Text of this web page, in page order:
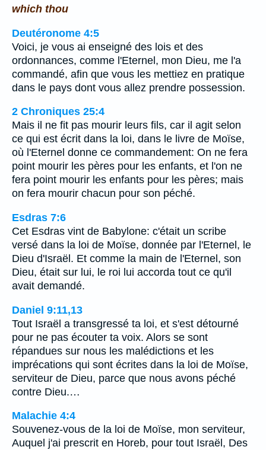
which thou
Deutéronome 4:5
Voici, je vous ai enseigné des lois et des
ordonnances, comme l'Eternel, mon Dieu, me l'a
commandé, afin que vous les mettiez en pratique
dans le pays dont vous allez prendre possession.
2 Chroniques 25:4
Mais il ne fit pas mourir leurs fils, car il agit selon
ce qui est écrit dans la loi, dans le livre de Moïse,
où l'Eternel donne ce commandement: On ne fera
point mourir les pères pour les enfants, et l'on ne
fera point mourir les enfants pour les pères; mais
on fera mourir chacun pour son péché.
Esdras 7:6
Cet Esdras vint de Babylone: c'était un scribe
versé dans la loi de Moïse, donnée par l'Eternel, le
Dieu d'Israël. Et comme la main de l'Eternel, son
Dieu, était sur lui, le roi lui accorda tout ce qu'il
avait demandé.
Daniel 9:11,13
Tout Israël a transgressé ta loi, et s'est détourné
pour ne pas écouter ta voix. Alors se sont
répandues sur nous les malédictions et les
imprécations qui sont écrites dans la loi de Moïse,
serviteur de Dieu, parce que nous avons péché
contre Dieu.…
Malachie 4:4
Souvenez-vous de la loi de Moïse, mon serviteur,
Auquel j'ai prescrit en Horeb, pour tout Israël, Des